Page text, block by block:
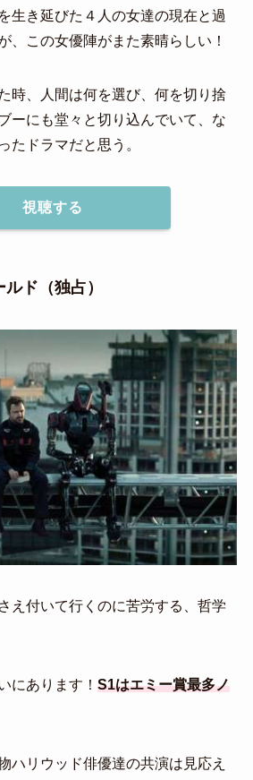
生き延びた４人の女達の現在と過
、この女優陣がまた素晴らしい！
時、人間は何を選び、何を切り捨
ーにも堂々と切り込んでいて、な
たドラマだと思う。
視聴する
ド（独占）
え付いて行くのに苦労する、哲学
にあります！ S1はエミー賞最多ノ
ハリウッド俳優達の共演は見応え